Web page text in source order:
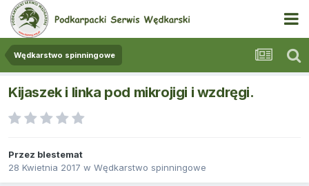
Wędkarstwo spinningowe
Kijaszek i linka pod mikrojigi i wzdręgi.
Przez blestemat
28 Kwietnia 2017 w Wędkarstwo spinningowe